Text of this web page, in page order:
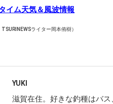
イム天気＆風波情報
ライター岡本侑樹）
YUKI
滋賀在住。好きな釣種はバ